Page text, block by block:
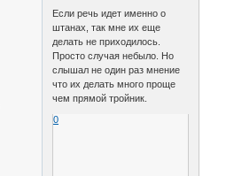
Если речь идет именно о
штанах, так мне их еще
делать не приходилось.
Просто случая небыло. Но
слышал не один раз мнение
что их делать много проще
чем прямой тройник.
0